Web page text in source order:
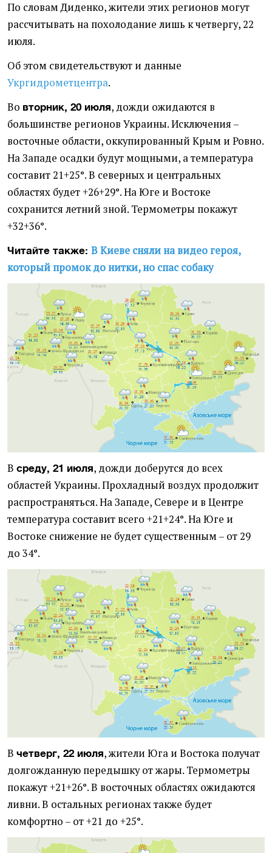
По словам Диденко, жители этих регионов могут
рассчитывать на похолодание лишь к четвергу, 22
июля.
Об этом свидетельствуют и данные
Укргидрометцентра.
Во вторник, 20 июля, дожди ожидаются в
большинстве регионов Украины. Исключения –
восточные области, оккупированный Крым и Ровно.
На Западе осадки будут мощными, а температура
составит 21+25°. В северных и центральных
областях будет +26+29°. На Юге и Востоке
сохранится летний зной. Термометры покажут
+32+36°.
Читайте также: В Киеве сняли на видео героя,
который промок до нитки, но спас собаку
В среду, 21 июля, дожди доберутся до всех
областей Украины. Прохладный воздух продолжит
распространяться. На Западе, Севере и в Центре
температура составит всего +21+24°. На Юге и
Востоке снижение не будет существенным – от 29
до 34°.
В четверг, 22 июля, жители Юга и Востока получат
долгожданную передышку от жары. Термометры
покажут +21+26°. В восточных областях ожидаются
ливни. В остальных регионах также будет
комфортно – от +21 до +25°.